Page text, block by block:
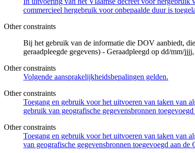
commercieel hergebruik voor onbepaalde duur is
Other constraints
Bij het gebruik van de informatie die DOV aanbiedt,
geraadpleegde gegevens) - Geraadpleegd op dd/mm/
Other constraints
Volgende aansprakelijkheidsbepalingen gelden.
Other constraints
Toegang en gebruik voor het uitvoeren van taken van
gebruik van geografische gegevensbronnen
Other constraints
Toegang en gebruik voor het uitvoeren van taken van
van geografische gegevensbronnen toegevoegd aan